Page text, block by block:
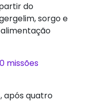
do
sorgo e
missões
, após quatro